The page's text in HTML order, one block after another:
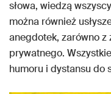
słowa, wiedzą
można również
anegdotek, zarówno z
prywatnego.
humoru i dystansu do